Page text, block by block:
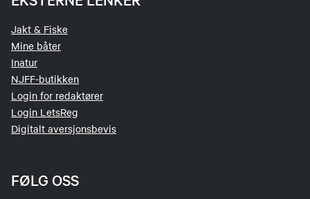
Jakt & Fiske
Mine båter
Inatur
NJFF-butikken
Login for redaktører
Login LetsReg
Digitalt aversjonsbevis
FØLG OSS